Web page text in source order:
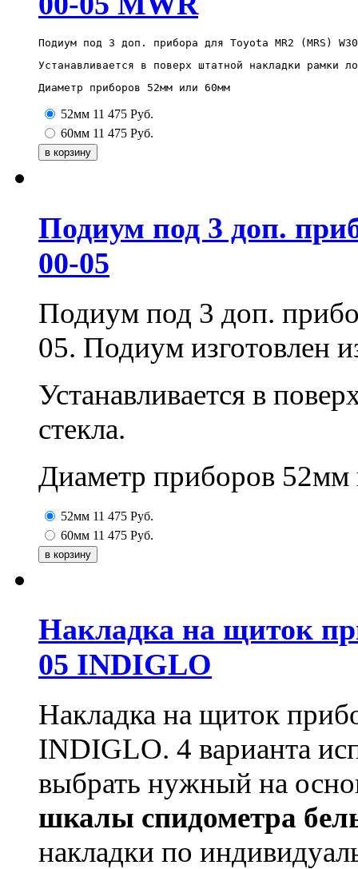
Подиум под 3 доп. прибора для Toyota MR2 (MRS)
Устанавливается в поверх штатной накладки рамки
Диаметр приборов 52мм или 60мм
52мм 11 475 Руб.
60мм 11 475 Руб.
Подиум под 3 доп.
00-05
Подиум под 3 доп.
05. Подиум изготовлен
Устанавливается в
стекла.
Диаметр приборов
52мм 11 475 Руб.
60мм 11 475 Руб.
Накладка на щиток
05 INDIGLO
Накладка на щиток
INDIGLO. 4 варианта
выбрать нужный на
шкалы спидометра
накладки по